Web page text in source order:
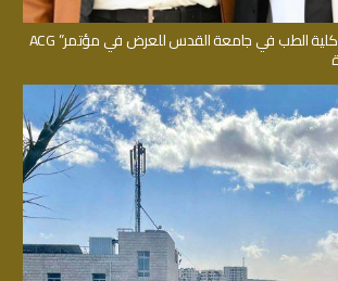
قبول خمسة أبحاث من كلية الطب في جامعة القدس للعرض في مؤتمر” ACG